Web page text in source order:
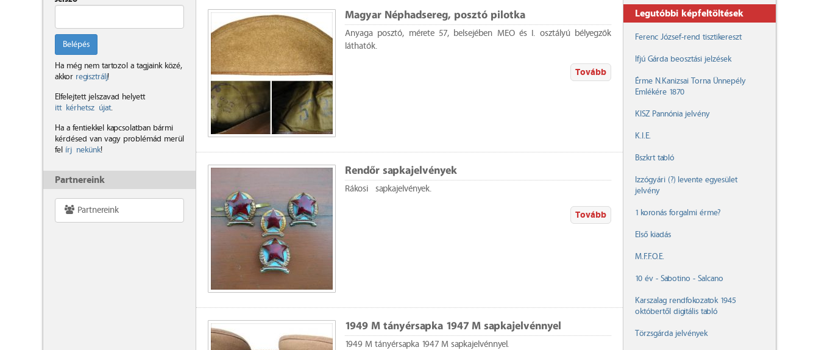
Belépés
Ha még nem tartozol a tagjaink közé,
akkor regisztrálj!
Elfelejtett jelszavad helyett
itt kérhetsz újat.
Ha a fentiekkel kapcsolatban bármi
kérdésed van vagy problémád merül
fel írj nekünk!
Partnereink
Partnereink
Magyar Néphadsereg, posztó pilotka
Anyaga posztó, mérete 57, belsejében MEO és I. osztályú bélyegzők
láthatók.
Tovább
Rendőr sapkajelvények
Rákosi sapkajelvények.
Tovább
1949 M tányérsapka 1947 M sapkajelvénnyel
1949 M tányérsapka 1947 M sapkajelvénnyel.
Legutóbbi képfeltöltések
Ferenc József-rend tisztikereszt
Ifjú Gárda beosztási jelzések
Érme N.Kanizsai Torna Ünnepély
Emlékére 1870
KISZ Pannónia jelvény
K.I.E.
Bszkrt tabló
Izzógyári (?) levente egyesület
jelvény
1 koronás forgalmi érme?
Első kiadás
M.F.F.O.E.
10 év - Sabotino - Salcano
Karszalag rendfokozatok 1945
októbertől digitális tabló
Törzsgárda jelvények